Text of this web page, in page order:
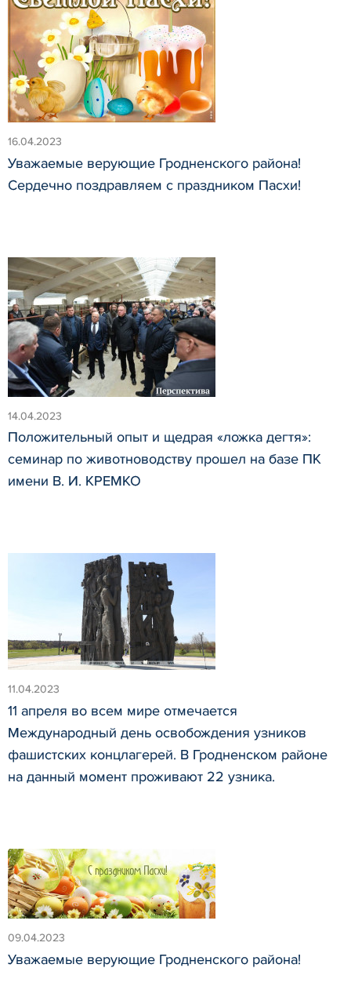
16.04.2023
Уважаемые верующие Гродненского района!
Сердечно поздравляем с праздником Пасхи!
14.04.2023
Положительный опыт и щедрая «ложка дегтя»:
семинар по животноводству прошел на базе ПК
имени В. И. КРЕМКО
11.04.2023
11 апреля во всем мире отмечается
Международный день освобождения узников
фашистских концлагерей. В Гродненском районе
на данный момент проживают 22 узника.
09.04.2023
Уважаемые верующие Гродненского района!